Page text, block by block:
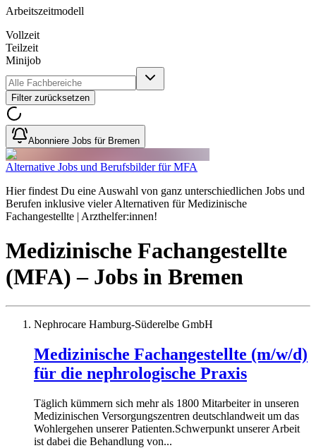
Arbeitszeitmodell
Vollzeit
Teilzeit
Minijob
Filter zurücksetzen
Abonniere Jobs für Bremen
Alternative Jobs und Berufsbilder für MFA
Hier findest Du eine Auswahl von ganz unterschiedlichen Jobs und
Berufen inklusive vieler Alternativen für Medizinische
Fachangestellte | Arzthelfer:innen!
Medizinische Fachangestellte
(MFA) – Jobs in Bremen
Nephrocare Hamburg-Süderelbe GmbH
Medizinische Fachangestellte (m/w/d)
für die nephrologische Praxis
Täglich kümmern sich mehr als 1800 Mitarbeiter in unseren
Medizinischen Versorgungszentren deutschlandweit um das
Wohlergehen unserer Patienten.Schwerpunkt unserer Arbeit
ist dabei die Behandlung von...